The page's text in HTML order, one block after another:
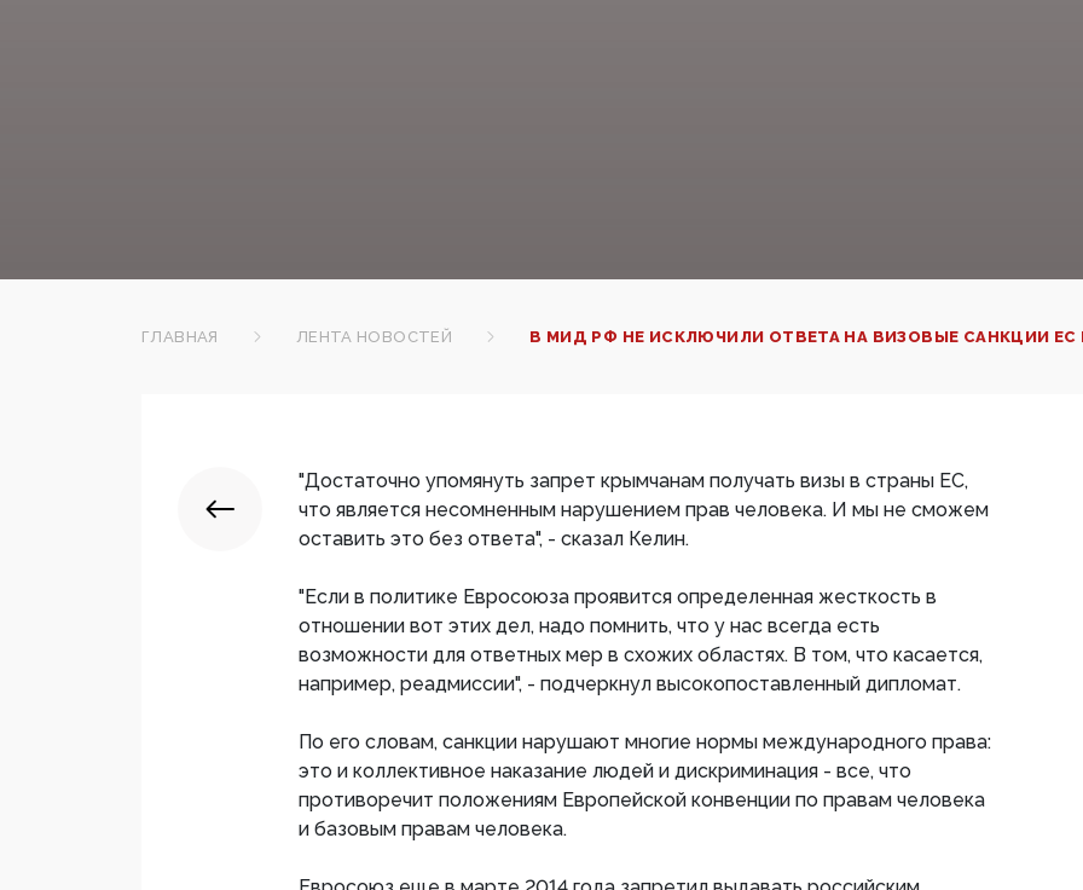
ГЛАВНАЯ ЛЕНТА НОВОСТЕЙ В МИД РФ НЕ ИСКЛЮЧИЛИ ОТВЕТА НА ВИЗОВЫЕ САНКЦИИ
"Достаточно упомянуть запрет крымчанам получать визы в страны ЕС,
что является несомненным нарушением прав человека. И мы не сможем
оставить это без ответа", - сказал Келин.
"Если в политике Евросоюза проявится определенная жесткость в
отношении вот этих дел, надо помнить, что у нас всегда есть
возможности для ответных мер в схожих областях. В том, что касается,
например, реадмиссии", - подчеркнул высокопоставленный дипломат.
По его словам, санкции нарушают многие нормы международного права:
это и коллективное наказание людей и дискриминация - все, что
противоречит положениям Европейской конвенции по правам человека
и базовым правам человека.